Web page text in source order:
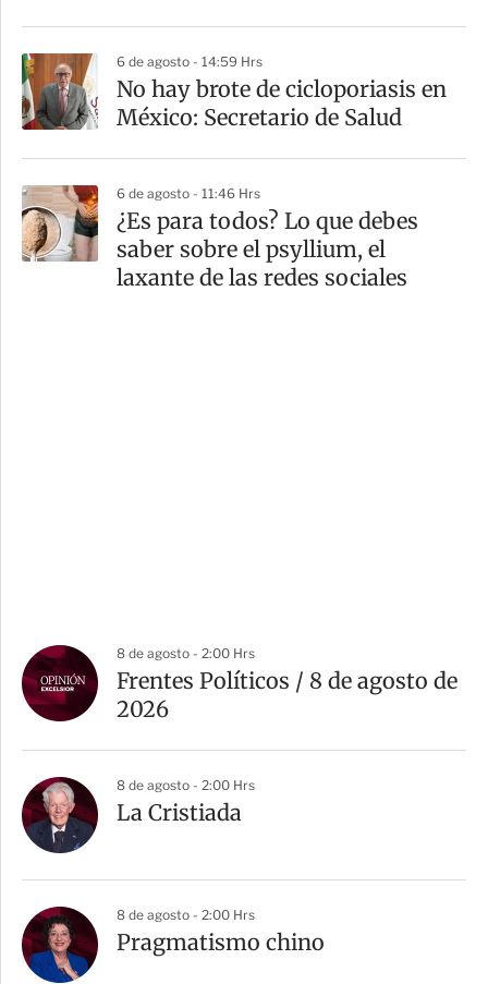
6 de agosto - 14:59 Hrs
No hay brote de cicloporiasis en
México: Secretario de Salud
6 de agosto - 11:46 Hrs
¿Es para todos? Lo que debes
saber sobre el psyllium, el
laxante de las redes sociales
8 de agosto - 2:00 Hrs
Frentes Políticos / 8 de agosto de
2026
8 de agosto - 2:00 Hrs
La Cristiada
8 de agosto - 2:00 Hrs
Pragmatismo chino